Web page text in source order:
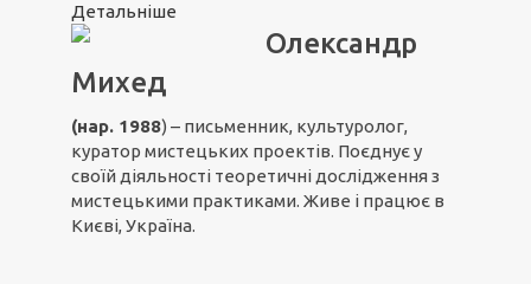
Детальніше
Олександр
Михед
(нар. 1988) – письменник, культуролог,
куратор мистецьких проектів. Поєднує у
своїй діяльності теоретичні дослідження з
мистецькими практиками. Живе і працює в
Києві, Україна.